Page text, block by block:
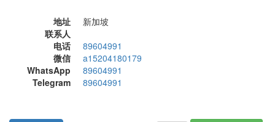
地址
新加坡
联系人
电话
89604991
微信
a15204180179
WhatsApp
89604991
Telegram
89604991